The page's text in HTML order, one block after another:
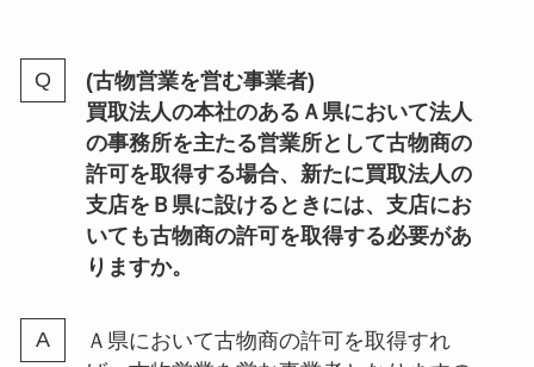
(古物営業を営む事業者)
買取法人の本社のあるＡ県において法人
の事務所を主たる営業所として古物商の
許可を取得する場合、新たに買取法人の
支店をＢ県に設けるときには、支店にお
いても古物商の許可を取得する必要があ
りますか。
Ａ県において古物商の許可を取得すれ